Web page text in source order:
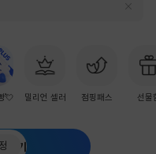
💘 밀리언 셀러 점핑패스 선물
받기